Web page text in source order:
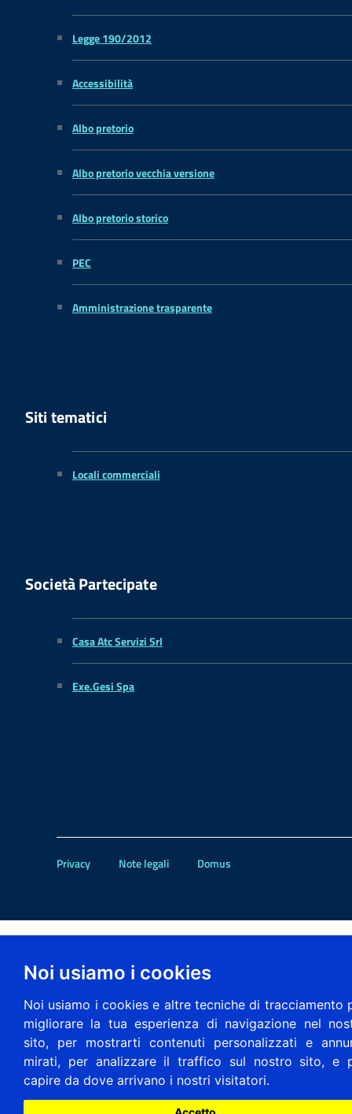
Noi usiamo i cookies
Noi usiamo i cookies e altre tecniche di tracciamento
migliorare la tua esperienza di navigazione nel
sito, per mostrarti contenuti personalizzati e
mirati, per analizzare il traffico sul nostro sito, e
capire da dove arrivano i nostri visitatori.
Legge 190/2012
Accessibilità
Albo pretorio
Albo pretorio vecchia versione
Albo pretorio storico
PEC
Amministrazione trasparente
Siti tematici
Locali commerciali
Società Partecipate
Casa Atc Servizi Srl
Exe.Gesi Spa
Privacy Note legali Domus